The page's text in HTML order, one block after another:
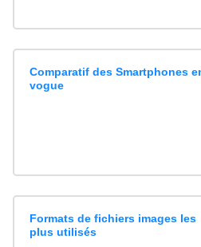
Comparatif des Smartphones
vogue
Formats de fichiers images les
plus utilisés